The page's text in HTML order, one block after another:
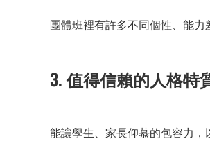
團體班裡有許多不同個性、能
3. 值得信賴的人格特
能讓學生、家長仰慕的包容力，